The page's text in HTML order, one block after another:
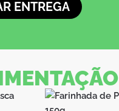
ENTREGA